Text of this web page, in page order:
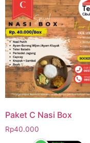
Paket C Nasi Box
Rp40.000